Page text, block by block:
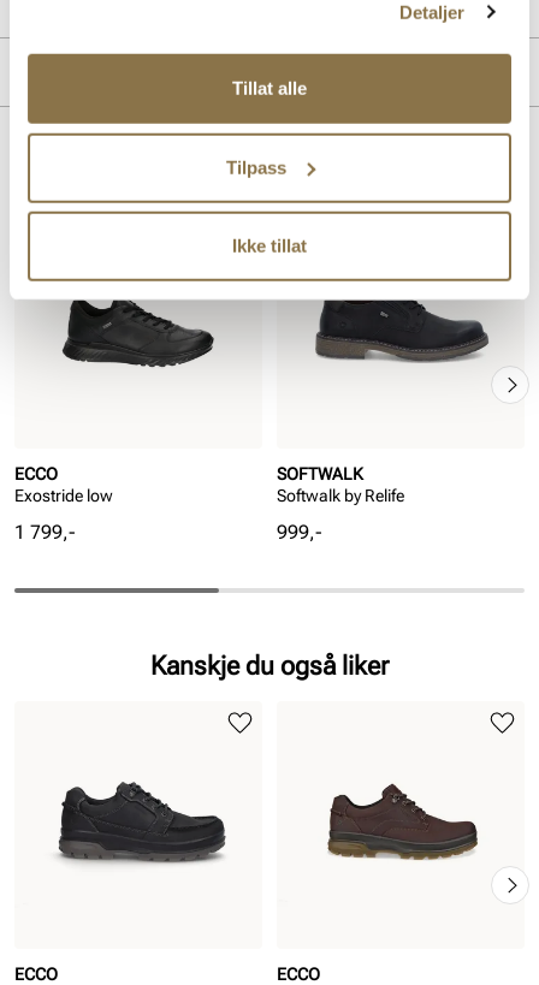
Detaljer
Tillat alle
Tilpass
Ikke tillat
Overdel:Fettet skinn, Nubuk skinn
Membran:Vanntett
Lignende produkter
ECCO
Exostride low
Pris
1 799,-
SOFTWALK
Softwalk by Relife
Pris
999,-
Kanskje du også liker
ECCO
ECCO